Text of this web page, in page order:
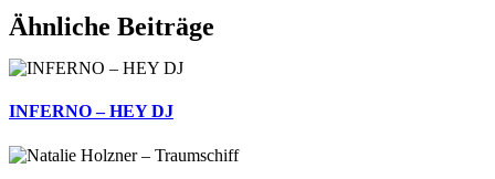
Facebook
X
Reddit
LinkedIn
WhatsApp
Telegram
Tumblr
Pinterest
Vk
Xing
E-
Mail
Ähnliche Beiträge
INFERNO – HEY DJ